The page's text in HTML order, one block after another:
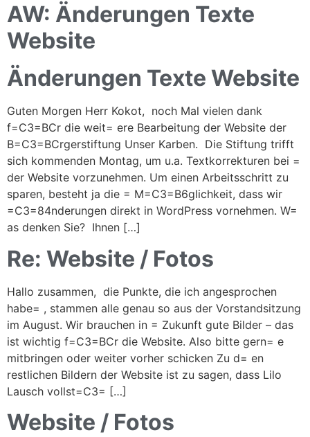
AW: Änderungen Texte
Website
Änderungen Texte Website
Guten Morgen Herr Kokot, noch Mal vielen dank
f=C3=BCr die weit= ere Bearbeitung der Website der
B=C3=BCrgerstiftung Unser Karben. Die Stiftung trifft
sich kommenden Montag, um u.a. Textkorrekturen bei =
der Website vorzunehmen. Um einen Arbeitsschritt zu
sparen, besteht ja die = M=C3=B6glichkeit, dass wir
=C3=84nderungen direkt in WordPress vornehmen. W=
as denken Sie? Ihnen […]
Re: Website / Fotos
Hallo zusammen, die Punkte, die ich angesprochen
habe= , stammen alle genau so aus der Vorstandsitzung
im August. Wir brauchen in = Zukunft gute Bilder – das
ist wichtig f=C3=BCr die Website. Also bitte gern= e
mitbringen oder weiter vorher schicken Zu d= en
restlichen Bildern der Website ist zu sagen, dass Lilo
Lausch vollst=C3= […]
Website / Fotos